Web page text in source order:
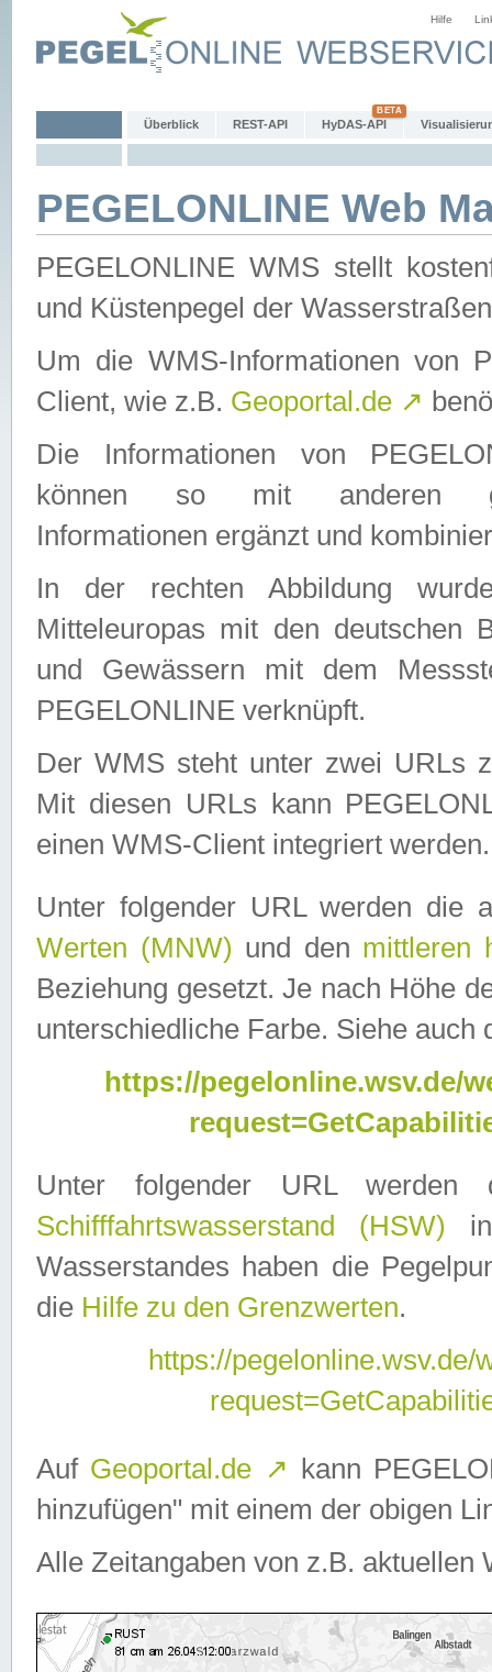
Hilfe
Überblick REST-API HyDAS-API
PEGELONLINE Web
PEGELONLINE WMS stellt
und Küstenpegel der
Um die WMS-Informationen von
Client, wie z.B. Geoportal.de ↗
Die Informationen von
können so mit anderen
Informationen ergänzt und
In der rechten Abbildung
Mitteleuropas mit den deutschen
und Gewässern mit dem
PEGELONLINE verknüpft.
Der WMS steht unter zwei URLs
Mit diesen URLs kann
einen WMS-Client integriert werden.
Unter folgender URL werden die
Werten (MNW) und den mittleren
Beziehung gesetzt. Je nach Höhe
unterschiedliche Farbe. Siehe auch
https://pegelonline.wsv.de/
Unter folgender URL
Schifffahrtswasserstand (HSW)
Wasserstandes haben die
die Hilfe zu den Grenzwerten.
https://
Auf Geoportal.de ↗ kann
hinzufügen" mit einem der obigen
Alle Zeitangaben von z.B. aktuellen